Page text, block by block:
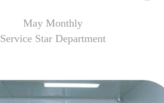
May Monthly
Service Star Department